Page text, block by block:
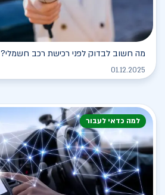
מה חשוב לבדוק לפני רכישת רכב חשמלי?
01.12.2025
למה כדאי לעבור